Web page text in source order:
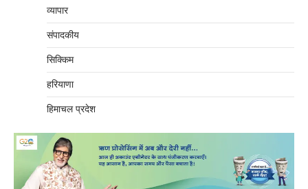
व्यापार
संपादकीय
सिक्किम
हरियाणा
हिमाचल प्रदेश